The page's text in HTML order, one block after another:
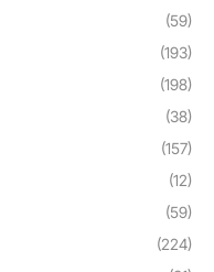
(59)
(193)
(198)
(38)
(157)
(12)
(59)
(224)